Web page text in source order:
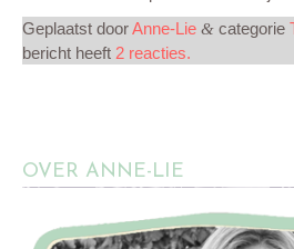
Geplaatst doorAnne-Lie & categorie
bericht heeft 2 reacties.
OVER ANNE-LIE